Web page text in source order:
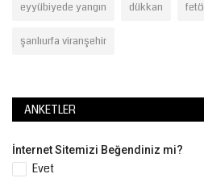
eyyübiyede yangın dükkan fetö
şanlıurfa viranşehir
ANKETLER
İnternet Sitemizi Beğendiniz mi?
Evet